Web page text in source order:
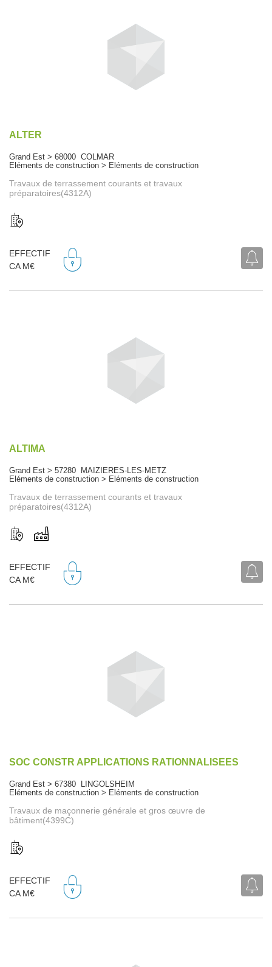
ALTER
Grand Est > 68000 COLMAR
Eléments de construction > Eléments de construction
Travaux de terrassement courants et travaux
préparatoires(4312A)
EFFECTIF
CA M€
ALTIMA
Grand Est > 57280 MAIZIERES-LES-METZ
Eléments de construction > Eléments de construction
Travaux de terrassement courants et travaux
préparatoires(4312A)
EFFECTIF
CA M€
SOC CONSTR APPLICATIONS RATIONNALISEES
Grand Est > 67380 LINGOLSHEIM
Eléments de construction > Eléments de construction
Travaux de maçonnerie générale et gros œuvre de
bâtiment(4399C)
EFFECTIF
CA M€